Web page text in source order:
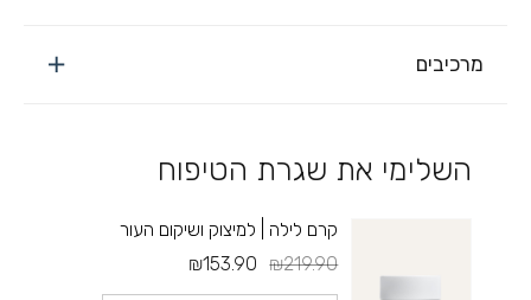
מרכיבים
השלימי את שגרת הטיפוח
קרם לילה | למיצוק ושיקום העור
₪219.90
₪153.90